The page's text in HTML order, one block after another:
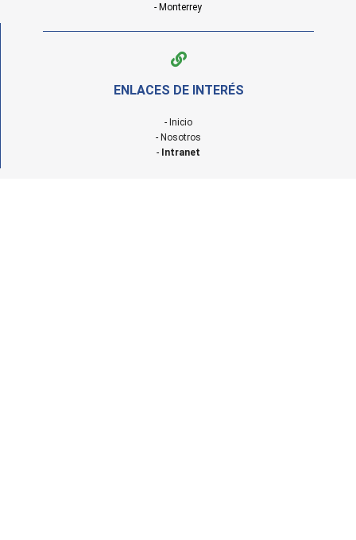
- Monterrey
ENLACES DE INTERÉS
- Inicio
- Nosotros
- Intranet